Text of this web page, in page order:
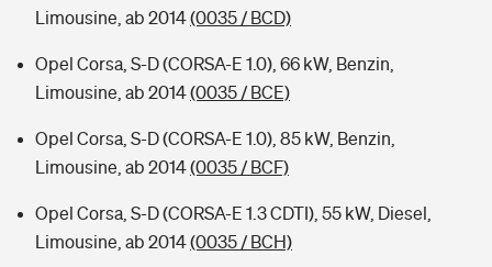
Limousine, ab 2014(0035 / BCD)
Opel Corsa, S-D (CORSA-E 1.0), 66 kW, Benzin,
Limousine, ab 2014(0035 / BCE)
Opel Corsa, S-D (CORSA-E 1.0), 85 kW, Benzin,
Limousine, ab 2014(0035 / BCF)
Opel Corsa, S-D (CORSA-E 1.3 CDTI), 55 kW, Diesel,
Limousine, ab 2014(0035 / BCH)